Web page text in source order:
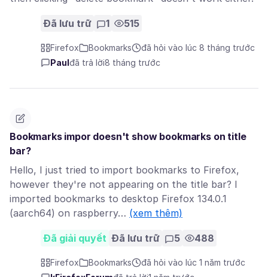
Đã lưu trữ 1 515
Firefox Bookmarks
đã hỏi vào lúc 8 tháng trước
Paul đã trả lời8 tháng trước
Bookmarks impor doesn't show bookmarks on title
bar?
Hello, I just tried to import bookmarks to Firefox,
however they're not appearing on the title bar? I
imported bookmarks to desktop Firefox 134.0.1
(aarch64) on raspberry… (xem thêm)
Đã giải quyết Đã lưu trữ 5 488
Firefox Bookmarks
đã hỏi vào lúc 1 năm trước